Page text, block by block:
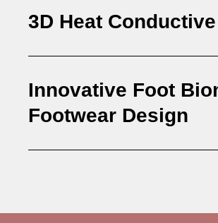
3D Heat
Innovative Foot
Footwear Design